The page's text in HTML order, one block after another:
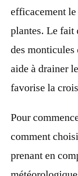
efficacement
plantes. Le fait
des monticules
aide à drainer
favorise la
Pour
comment
prenant en